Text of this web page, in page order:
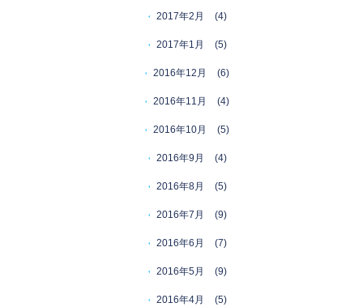
2017年2月 (4)
2017年1月 (5)
2016年12月 (6)
2016年11月 (4)
2016年10月 (5)
2016年9月 (4)
2016年8月 (5)
2016年7月 (9)
2016年6月 (7)
2016年5月 (9)
2016年4月 (5)